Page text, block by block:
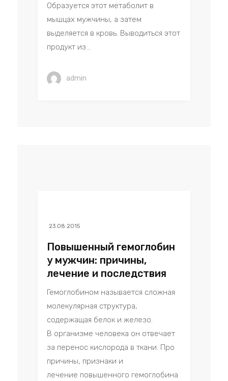
Образуется этот метаболит в
мышцах мужчины, а затем
выделяется в кровь. Выводиться этот
продукт из...
admin
23.08.2015
Повышенный гемоглобин
у мужчин: причины,
лечение и последствия
Гемоглобином называется сложная
молекулярная структура,
содержащая белок и железо.
В организме человека он отвечает
за перенос кислорода в ткани. Про
причины, признаки и
лечение повышенного гемоглобина